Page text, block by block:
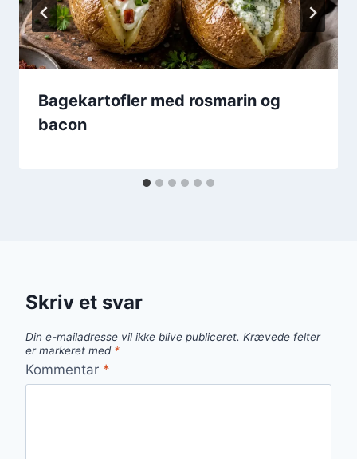
Bagekartofler med rosmarin og
bacon
Skriv et svar
Din e-mailadresse vil ikke blive publiceret. Krævede felter
er markeret med *
Kommentar *